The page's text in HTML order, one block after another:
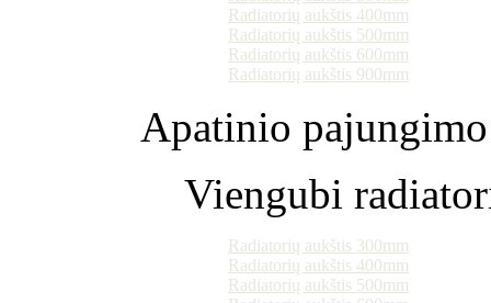
Radiatorių aukštis 400mm
Radiatorių aukštis 500mm
Radiatorių aukštis 600mm
Radiatorių aukštis 900mm
Apatinio
Viengubi
Radiatorių aukštis 300mm
Radiatorių aukštis 400mm
Radiatorių aukštis 500mm